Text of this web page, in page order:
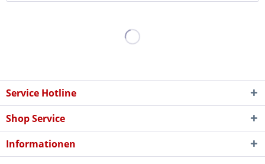
Service Hotline
Shop Service
Informationen